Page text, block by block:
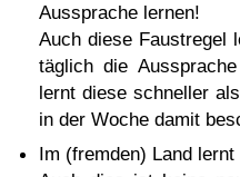
Aussprache lernen!
Auch diese Faustregel
täglich die
lernt diese schneller
in der Woche damit
Im (fremden) Land